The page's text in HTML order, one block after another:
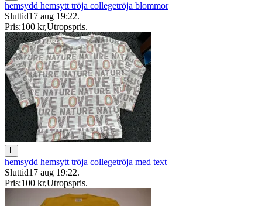
hemsydd hemsytt tröja collegetröja blommor
Sluttid17 aug 19:22.
Pris:100 kr,Utropspris.
L
hemsydd hemsytt tröja collegetröja med text
Sluttid17 aug 19:22.
Pris:100 kr,Utropspris.